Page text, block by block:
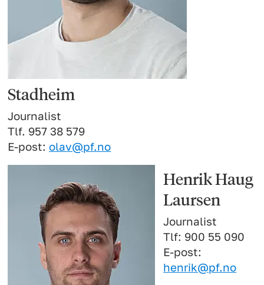
Stadheim
Journalist
Tlf. 957 38 579
E-post:olav@pf.no
Henrik Haug
Laursen
Journalist
Tlf: 900 55 090
E-post:
henrik@pf.no